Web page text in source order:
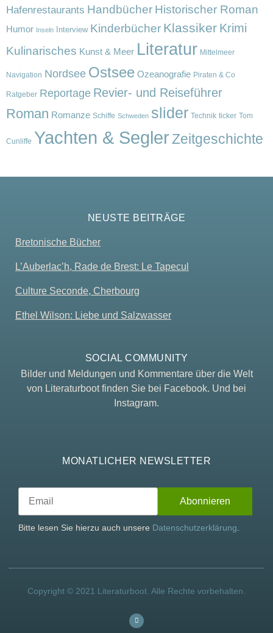
Hafenrestaurants Handbücher Historischer Roman
Humor Inseln Interview Kinderbücher Klassiker Krimi
Kulinarisches Kunst & Meer Literatur Mittelmeer
Navigation Nordsee Ostsee Ozeanografie Piraten & Co
Ratgeber Reportage Revier- und Reiseführer
Roman Romanze Schiffe Schweden slider Technik ticker Tom
Cunliffe Yachten & SeglerZeitgeschichte
NEUSTE BEITRÄGE
Bretonische Bücher
L’Auberlac’h, Rade de Brest: Le Tapecul
Culture Seconde, Cherbourg
Ethel Wilson: Liebe und Salzwasser
SOCIAL COMMUNITY
Bilder und Meldungen und Kommentare über die Welt
von Literaturboot finden Sie bei Facebook. Und bei
Instagram.
MONATLICHER NEWSLETTER
Bitte lesen Sie hierzu auch unsere Datenschutzerklärung
Copyright © 2021 Literaturboot. Alle Rechte vorbehalten.